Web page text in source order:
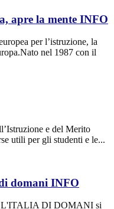
apre la mente INFO
per l’istruzione, la
nel 1987 con il
e del Merito
utili per gli studenti e le...
domani INFO
DI DOMANI si